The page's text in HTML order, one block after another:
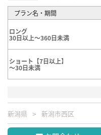
プラン名・期間
ロング
30日以上～360日未満
ショート【7日以上】
～30日未満
新潟県 新潟市西区